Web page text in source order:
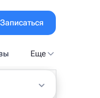
Записаться
Еще